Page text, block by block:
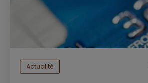
Actualité